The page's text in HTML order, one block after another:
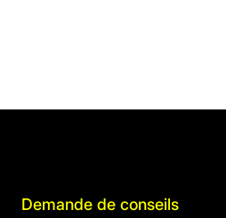
Demande de conseils